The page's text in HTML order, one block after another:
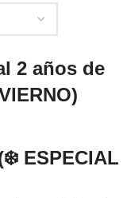
2 años de
ESPECIAL